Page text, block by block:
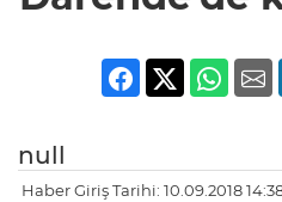
null
Haber Giriş Tarihi: 10.09.2018